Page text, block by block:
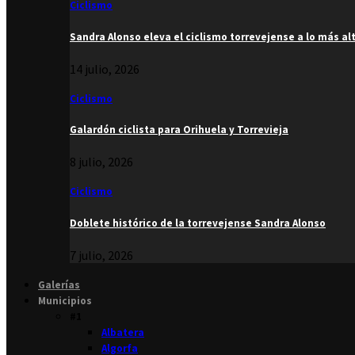
Ciclismo
Sandra Alonso eleva el ciclismo torrevejense a lo más
14 julio, 2026
Ciclismo
Galardón ciclista para Orihuela y Torrevieja
8 julio, 2026
Ciclismo
Doblete histórico de la torrevejense Sandra Alonso
7 julio, 2026
Galerías
Municipios
Albatera
Algorfa